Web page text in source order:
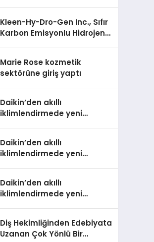
Kleen-Hy-Dro-Gen Inc., Sıfır
Karbon Emisyonlu Hidrojen
Aldı
Marie Rose kozmetik
sektörüne giriş yaptı
Daikin’den akıllı
iklimlendirmede yeni
Daikin’den akıllı
iklimlendirmede yeni
Daikin’den akıllı
iklimlendirmede yeni
Diş Hekimliğinden Edebiyata
Uzanan Çok Yönlü Bir